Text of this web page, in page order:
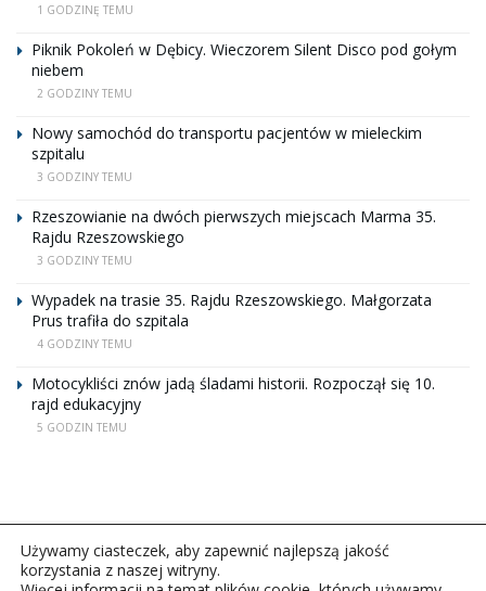
1 GODZINĘ TEMU
Piknik Pokoleń w Dębicy. Wieczorem Silent Disco pod gołym
niebem
2 GODZINY TEMU
Nowy samochód do transportu pacjentów w mieleckim
szpitalu
3 GODZINY TEMU
Rzeszowianie na dwóch pierwszych miejscach Marma 35.
Rajdu Rzeszowskiego
3 GODZINY TEMU
Wypadek na trasie 35. Rajdu Rzeszowskiego. Małgorzata
Prus trafiła do szpitala
4 GODZINY TEMU
Motocykliści znów jadą śladami historii. Rozpoczął się 10.
rajd edukacyjny
5 GODZIN TEMU
Używamy ciasteczek, aby zapewnić najlepszą jakość
korzystania z naszej witryny.